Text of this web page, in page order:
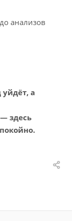
анализов
а
здесь